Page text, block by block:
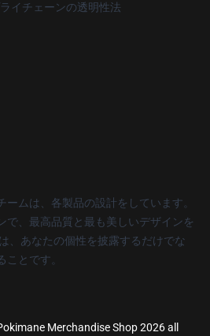
イチェーンの透明性法
ムは、各製品の設計をしています。
で、最高品質と最も美しいデザインを
、あなたの個性を披露するだけでな
ことです。
Merchandise Shop 2026 all